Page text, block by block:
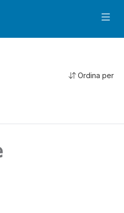
Ordina per